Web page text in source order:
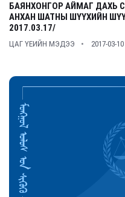
БАЯНХОНГОР АЙМАГ ДАХЬ
АНХАН ШАТНЫ ШҮҮХИЙН
2017.03.17/
ЦАГ ҮЕИЙН МЭДЭЭ 2017-03-